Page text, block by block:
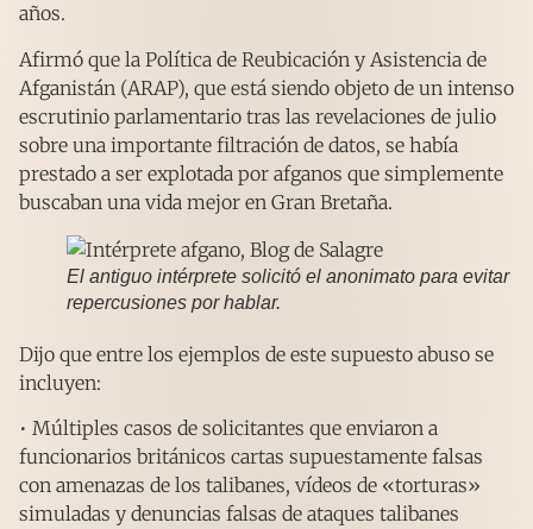
años.
Afirmó que la Política de Reubicación y Asistencia de
Afganistán (ARAP), que está siendo objeto de un intenso
escrutinio parlamentario tras las revelaciones de julio
sobre una importante filtración de datos, se había
prestado a ser explotada por afganos que simplemente
buscaban una vida mejor en Gran Bretaña.
El antiguo intérprete solicitó el anonimato para evitar
repercusiones por hablar.
Dijo que entre los ejemplos de este supuesto abuso se
incluyen:
• Múltiples casos de solicitantes que enviaron a
funcionarios británicos cartas supuestamente falsas
con amenazas de los talibanes, vídeos de «torturas»
simuladas y denuncias falsas de ataques talibanes